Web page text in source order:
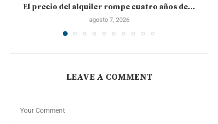
El precio del alquiler rompe cuatro años de...
agosto 7, 2026
LEAVE A COMMENT